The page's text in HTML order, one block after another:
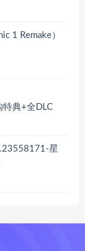
1 Remake）
典+全DLC
星